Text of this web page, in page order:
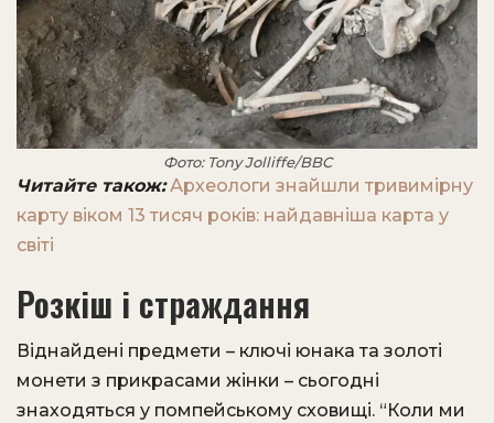
Фото: Tony Jolliffe/BBC
Читайте також: Археологи знайшли тривимірну
карту віком 13 тисяч років: найдавніша карта у
світі
Розкіш і страждання
Віднайдені предмети – ключі юнака та золоті
монети з прикрасами жінки – сьогодні
знаходяться у помпейському сховищі. “Коли ми